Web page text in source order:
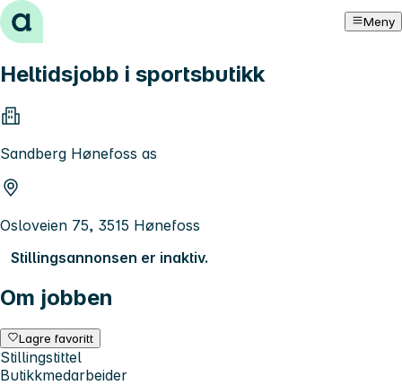
Hopp til innhold Meny
Heltidsjobb i sportsbutikk
Sandberg Hønefoss as
Osloveien 75, 3515 Hønefoss
Stillingsannonsen er inaktiv.
Om jobben
Lagre favoritt
Stillingstittel
Butikkmedarbeider